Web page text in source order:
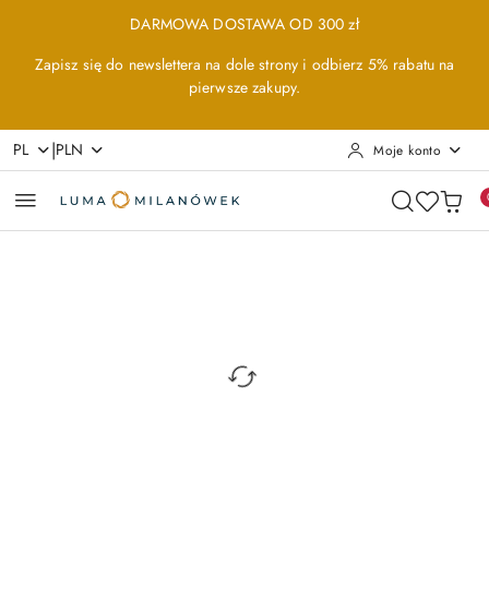
Przejdź do treści głównej
Przejdź do wyszukiwarki
Przejdź do moje konto
Przejdź do menu głównego
Przejdź do opisu produktu
Przejdź do stopkiDARMOWA DOSTAWA OD 300 zł
Zapisz się do newslettera na dole strony i odbierz 5% rabatu na
pierwsze zakupy.
PL |PLN Moje konto